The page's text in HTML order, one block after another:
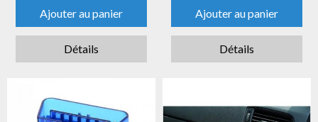
Ajouter au panier
Détails
Ajouter au panier
Détails